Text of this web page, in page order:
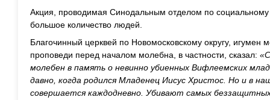
Акция, проводимая Синодальным отделом по
большое количество людей.
Благочинный церквей по Новомосковскому округу, игумен
проповеди перед началом молебна, в частности, сказал:
молебен в память о невинно убиенных Вифлеемских
давно, когда родился Младенец Иисус Христос. Но и в
совершается каждодневно. Убивают самых